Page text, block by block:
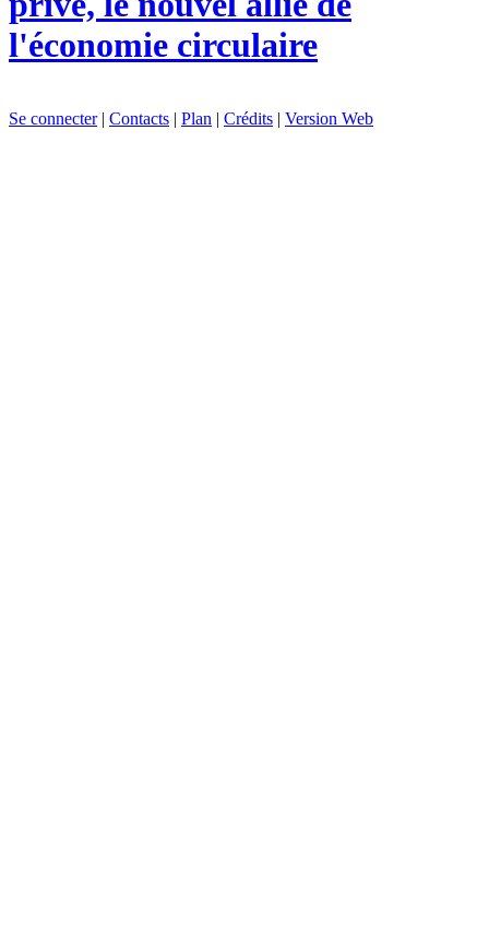
l'économie circulaire
Se connecter| Contacts | Plan | Crédits | Version Web